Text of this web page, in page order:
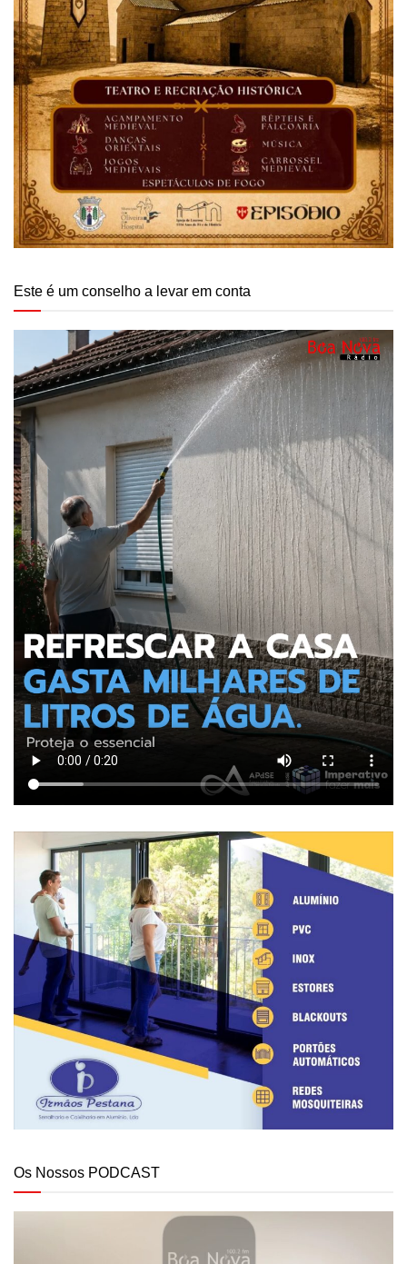
Este é um conselho a levar em conta
Os Nossos PODCAST